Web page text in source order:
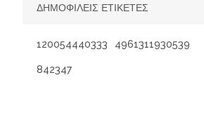
ΔΗΜΟΦΙΛΕΙΣ ΕΤΙΚΕΤΕΣ
120054440333 4961311930539
842347